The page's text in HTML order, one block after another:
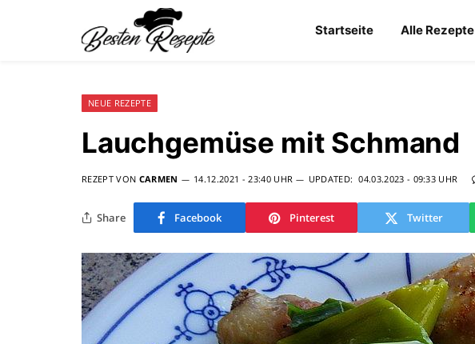
Startseite Alle Rezepte
NEUE REZEPTE
Lauchgemüse mit Schmand
REZEPT VON CARMEN 14.12.2021 - 23:40 UHR UPDATED: 04.03.2023 - 09:33 UHR
Share Facebook Pinterest Twitter